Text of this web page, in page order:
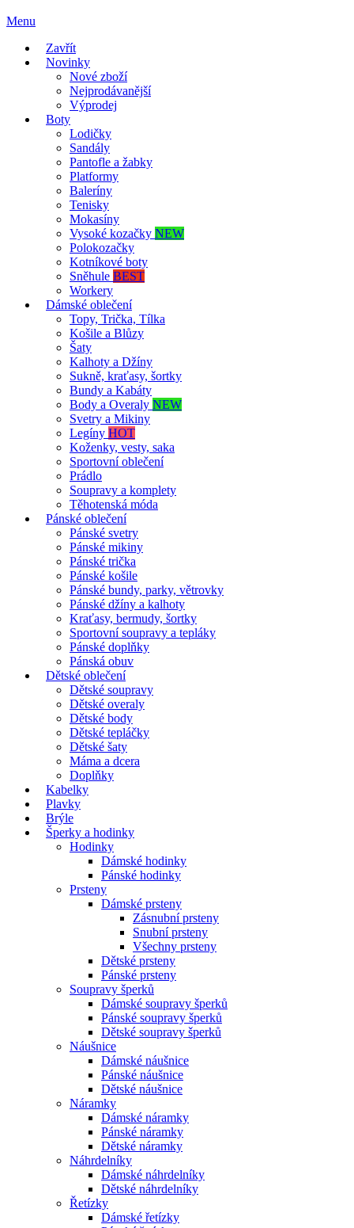
Menu
Zavřít
Novinky
Nové zboží
Nejprodávanější
Výprodej
Boty
Lodičky
Sandály
Pantofle a žabky
Platformy
Baleríny
Tenisky
Mokasíny
Vysoké kozačky NEW
Polokozačky
Kotníkové boty
Sněhule BEST
Workery
Dámské oblečení
Topy, Trička, Tílka
Košile a Blůzy
Šaty
Kalhoty a Džíny
Sukně, kraťasy, šortky
Bundy a Kabáty
Body a Overaly NEW
Svetry a Mikiny
Legíny HOT
Koženky, vesty, saka
Sportovní oblečení
Prádlo
Soupravy a komplety
Těhotenská móda
Pánské oblečení
Pánské svetry
Pánské mikiny
Pánské trička
Pánské košile
Pánské bundy, parky, větrovky
Pánské džíny a kalhoty
Kraťasy, bermudy, šortky
Sportovní soupravy a tepláky
Pánské doplňky
Pánská obuv
Dětské oblečení
Dětské soupravy
Dětské overaly
Dětské body
Dětské tepláčky
Dětské šaty
Máma a dcera
Doplňky
Kabelky
Plavky
Brýle
Šperky a hodinky
Hodinky
Dámské hodinky
Pánské hodinky
Prsteny
Dámské prsteny
Zásnubní prsteny
Snubní prsteny
Všechny prsteny
Dětské prsteny
Pánské prsteny
Soupravy šperků
Dámské soupravy šperků
Pánské soupravy šperků
Dětské soupravy šperků
Náušnice
Dámské náušnice
Pánské náušnice
Dětské náušnice
Náramky
Dámské náramky
Pánské náramky
Dětské náramky
Náhrdelníky
Dámské náhrdelníky
Dětské náhrdelníky
Řetízky
Dámské řetízky